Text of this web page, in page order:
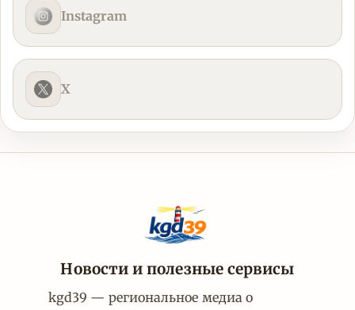
Instagram
X
Новости и полезные сервисы
kgd39 — региональное медиа о